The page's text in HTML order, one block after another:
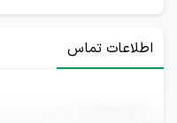
اطلاعات تماس